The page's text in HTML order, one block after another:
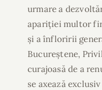
urmare a
apariției multor
și a înfloririi
Bucureștene,
curajoasă de a
se axează